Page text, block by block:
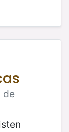
de